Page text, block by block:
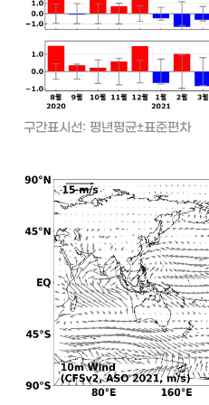
구간표시선: 평년평균±표준편차